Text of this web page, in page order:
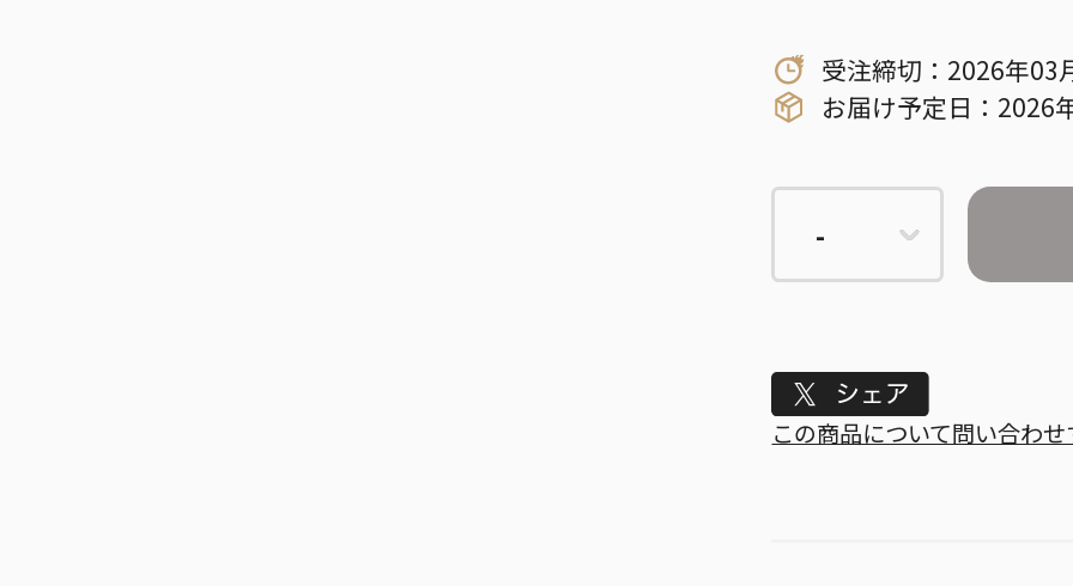
受注締切：2026年03
お届け予定日：2026
Tweet
この商品について問い合わ